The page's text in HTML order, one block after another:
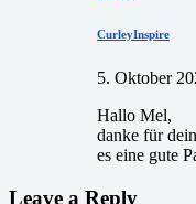
CurleyInspire
5. Oktober
Hallo Mel,
danke für
es eine gute
Leave a Reply